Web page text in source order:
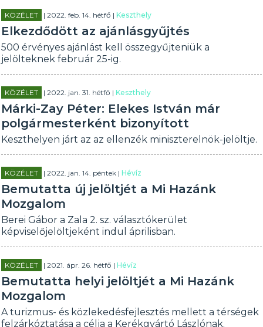
KÖZÉLET | 2022. feb. 14. hétfő |Keszthely
Elkezdődött az ajánlásgyűjtés
500 érvényes ajánlást kell összegyűjteniük a
jelölteknek február 25-ig.
KÖZÉLET | 2022. jan. 31. hétfő |Keszthely
Márki-Zay Péter: Elekes István már
polgármesterként bizonyított
Keszthelyen járt az az ellenzék miniszterelnök-jelöltje.
KÖZÉLET | 2022. jan. 14. péntek |Hévíz
Bemutatta új jelöltjét a Mi Hazánk
Mozgalom
Berei Gábor a Zala 2. sz. választókerület
képviselőjelöltjeként indul áprilisban.
KÖZÉLET | 2021. ápr. 26. hétfő |Hévíz
Bemutatta helyi jelöltjét a Mi Hazánk
Mozgalom
A turizmus- és közlekedésfejlesztés mellett a térségek
felzárkóztatása a célja a Kerékgyártó Lászlónak.